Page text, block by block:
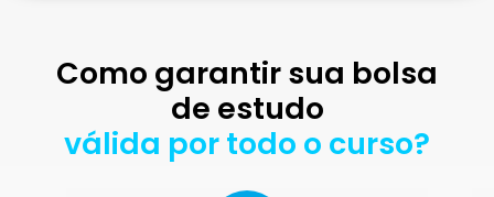
Como garantir sua bolsa
de estudo
válida por todo o curso?